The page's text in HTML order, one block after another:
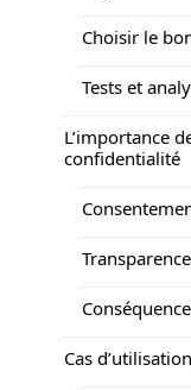
Choisir le
Tests et
L’importance
confidentialité
Cas